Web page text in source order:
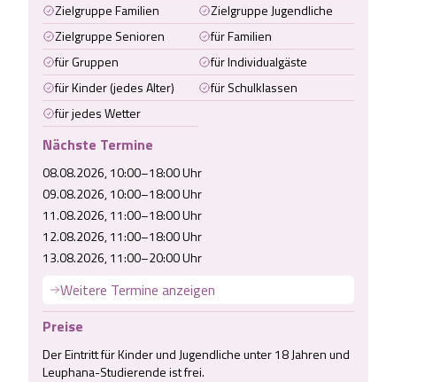
Zielgruppe Familien
Zielgruppe Jugendliche
Zielgruppe Senioren
für Familien
für Gruppen
für Individualgäste
für Kinder (jedes Alter)
für Schulklassen
für jedes Wetter
Nächste Termine
08.08.2026, 10:00–18:00 Uhr
09.08.2026, 10:00–18:00 Uhr
11.08.2026, 11:00–18:00 Uhr
12.08.2026, 11:00–18:00 Uhr
13.08.2026, 11:00–20:00 Uhr
Weitere Termine anzeigen
Preise
Der Eintritt für Kinder und Jugendliche unter 18 Jahren und
Leuphana-Studierende ist frei.